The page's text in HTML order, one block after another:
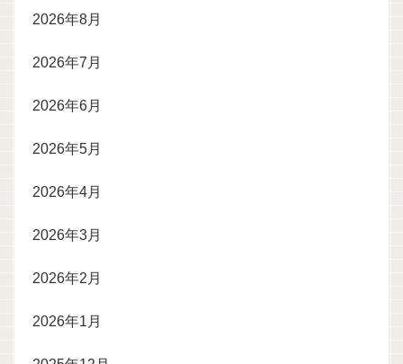
2026年8月
2026年7月
2026年6月
2026年5月
2026年4月
2026年3月
2026年2月
2026年1月